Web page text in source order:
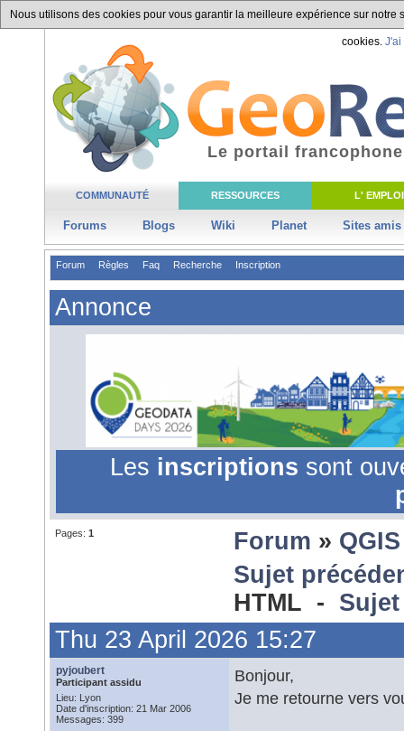
Nous utilisons des cookies pour vous garantir la meilleure expérience sur
cookies. J'ai
COMMUNAUTÉ RESSOURCES L' EMPLOI
Forums Blogs Wiki Planet Sites amis
Le portail
Forum Règles Faq Recherche Inscription
Annonce
Les inscriptions sont
Pages: 1 Forum » QGIS
Sujet
HTML -
Thu 23 April 2026 15:27
pyjoubert
Participant assidu
Lieu: Lyon
Date d'inscription: 21 Mar 2006
Messages: 399
Bonjour,
Je me retourne vers